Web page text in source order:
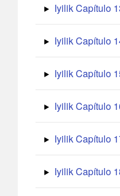
Iyilik Capítulo
Iyilik Capítulo
Iyilik Capítulo
Iyilik Capítulo
Iyilik Capítulo
Iyilik Capítulo